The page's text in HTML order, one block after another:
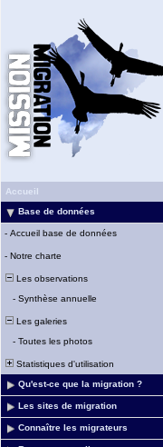
Accueil
Base de données
- Accueil base de données
- Notre charte
Les observations
- Synthèse annuelle
Les galeries
- Toutes les photos
Statistiques d'utilisation
Qu'est-ce que la migration ?
Les sites de migration
Connaître les migrateurs